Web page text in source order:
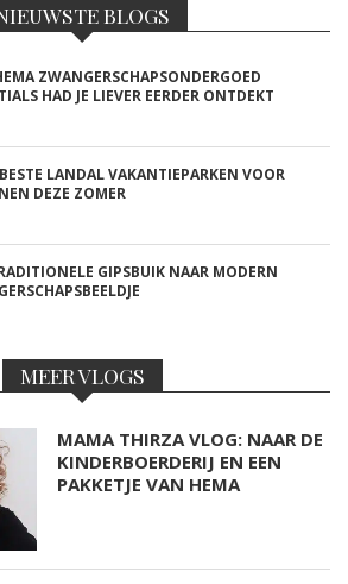
BLOGS
ZWANGERSCHAPSONDERGOED
HAD JE LIEVER EERDER ONTDEKT
LANDAL VAKANTIEPARKEN VOOR
DEZE ZOMER
GIPSBUIK NAAR MODERN
MEER VLOGS
MAMA THIRZA VLOG: NAAR DE
KINDERBOERDERIJ EN EEN
PAKKETJE VAN HEMA